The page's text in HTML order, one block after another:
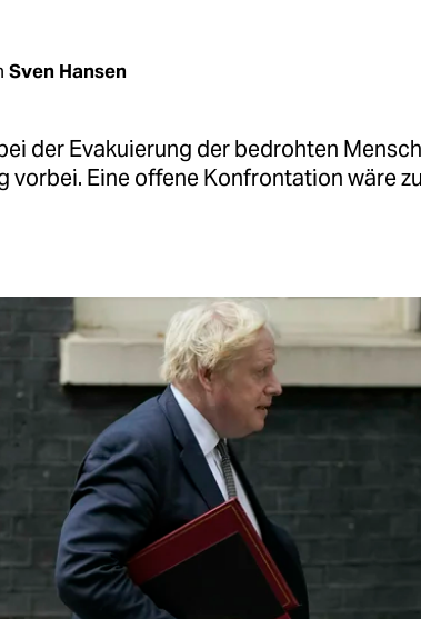
Sven Hansen
der Evakuierung der bedrohten
vorbei. Eine offene Konfrontation wäre